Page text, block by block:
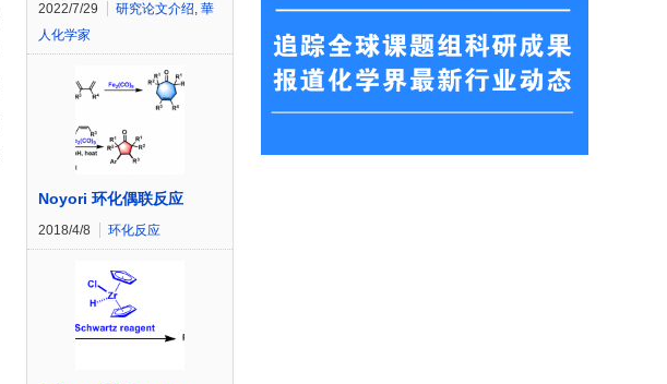
2022/7/29 研究论文介绍, 華
人化学家
Noyori 环化偶联反应
2018/4/8 环化反应